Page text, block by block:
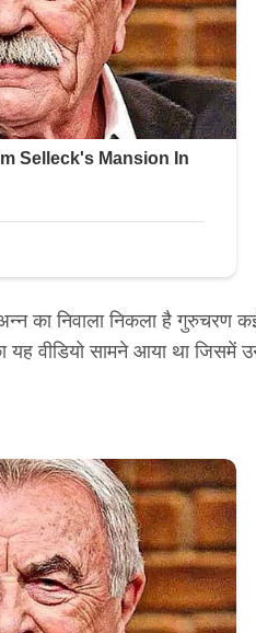
का निवाला निकला है
वीडियो सामने आया था जिसमें